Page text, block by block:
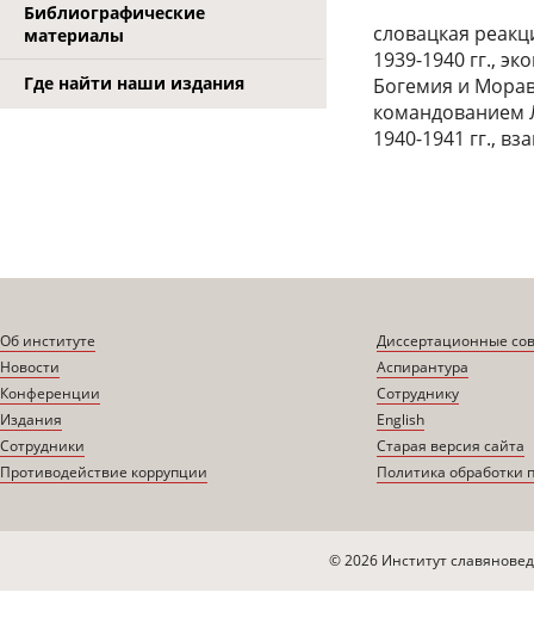
Библиографические
материалы
Где найти наши издания
словацкая
1939-1940 гг.,
Богемия и
командованием
1940-1941 гг.,
Об институте
Новости
Конференции
Издания
Сотрудники
Противодействие коррупции
Диссертационные
Аспирантура
Сотруднику
English
Старая версия сайта
Политика обработки
© 2026 Институт